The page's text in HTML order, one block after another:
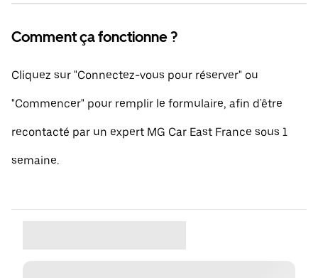
Comment ça fonctionne ?
Cliquez sur "Connectez-vous pour réserver" ou
"Commencer" pour remplir le formulaire, afin d'être
recontacté par un expert MG Car East France sous 1
semaine.